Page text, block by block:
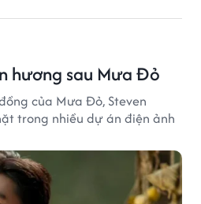
hương sau Mưa Đỏ
của Mưa Đỏ, Steven
trong nhiều dự án điện ảnh